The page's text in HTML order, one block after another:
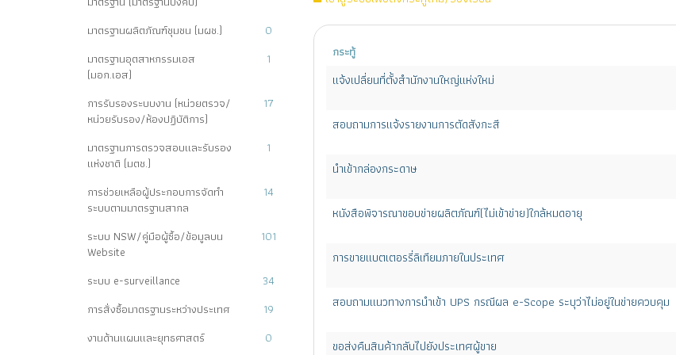
มาตรฐานผลิตภัณฑ์ชุมชน (มผช.)
0
มาตรฐานอุตสาหกรรมเอส
(มอก.เอส)
1
การรับรองระบบงาน (หน่วยตรวจ/
หน่วยรับรอง/ห้องปฏิบัติการ)
17
มาตรฐานการตรวจสอบและรับรอง
แห่งชาติ (มตช.)
1
การช่วยเหลือผู้ประกอบการจัดทำ
ระบบตามมาตรฐานสากล
14
ระบบ NSW/คู่มือผู้ซื้อ/ข้อมูลบน
Website
101
ระบบ e-surveillance
34
การสั่งซื้อมาตรฐานระหว่างประเทศ
19
งานด้านแผนและยุทธศาสตร์
0
กระทู้
แจ้งเปลี่ยนที่ตั้งสำนักงานใหญ่แห่งใหม่
สอบถามการแจ้งรายงานการตัดสังกะสี
นำเข้ากล่องกระดาษ
หนังสือพิจารณาขอบข่ายผลิตภัณฑ์(ไม่เข้าข่าย)ใกล้หมดอายุ
การขายแบตเตอรรี่ลิเทียมภายในประเทศ
สอบถามแนวทางการนำเข้า UPS กรณีผล e-Scope ระบุว่าไม่อยู่ในข่ายควบคุม
ขอส่งคืนสินค้ากลับไปยังประเทศผู้ขาย